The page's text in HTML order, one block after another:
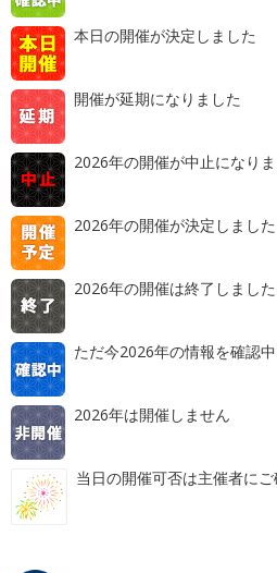
本日の開催が決定しました
開催が延期になりました
2026年の開催が中止になり
2026年の開催が決定しました
2026年の開催は終了しました
ただ今2026年の情報を確認
2026年は開催しません
当日の開催可否は主催者に